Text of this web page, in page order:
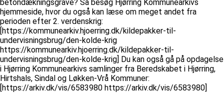
betondækningsgrave? Så besøg Hjørring Kommunearkivs
hjemmeside, hvor du også kan læse om meget andet fra
perioden efter 2. verdenskrig:
[https://kommunearkiv.hjoerring.dk/kildepakker-til-
undervisningsbrug/den-kolde-krig
https://kommunearkiv.hjoerring.dk/kildepakker-til-
undervisningsbrug/den-kolde-krig] Du kan også gå på opdagelse
i Hjørring Kommunearkivs samlinger fra Beredskabet i Hjørring,
Hirtshals, Sindal og Løkken-Vrå Kommuner:
[https://arkiv.dk/vis/6583980 https://arkiv.dk/vis/6583980]